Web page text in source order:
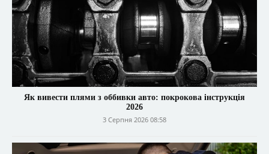
Як вивести плями з оббивки авто: покрокова інструкція
2026
3 Серпня 2026 08:58